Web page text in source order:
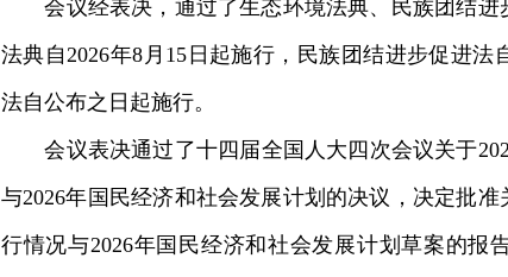
会议经表决，通过了生态环境法典、民族团结进
法典自2026年8月15日起施行，民族团结进步促进法
法自公布之日起施行。
会议表决通过了十四届全国人大四次会议关于
与2026年国民经济和社会发展计划的决议，决定批
行情况与2026年国民经济和社会发展计划草案的报